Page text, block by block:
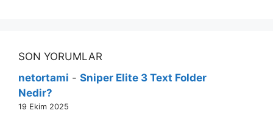
SON YORUMLAR
netortami - Sniper Elite 3 Text Folder
Nedir?
19 Ekim 2025